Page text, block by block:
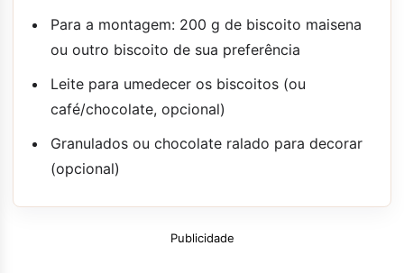
Para a montagem: 200 g de biscoito maisena
ou outro biscoito de sua preferência
Leite para umedecer os biscoitos (ou
café/chocolate, opcional)
Granulados ou chocolate ralado para decorar
(opcional)
Publicidade